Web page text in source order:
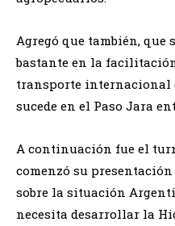
Agregó que también, que
bastante en la
transporte internacional
sucede en el Paso Jara
A continuación fue el
comenzó su
sobre la situación
necesita desarrollar la